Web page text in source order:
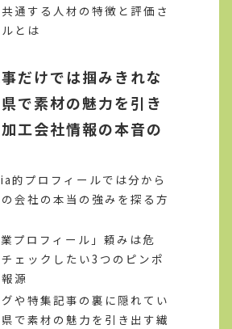
通する人材の特徴と評価さ
とは
だけでは掴みきれな
で素材の魅力を引き
工会社情報の本音の
的プロフィールでは分から
会社の本当の強みを探る方
業プロフィール」頼みは危
ェックしたい3つのピンポ
源
や特集記事の裏に隠れてい
で素材の魅力を引き出す繊